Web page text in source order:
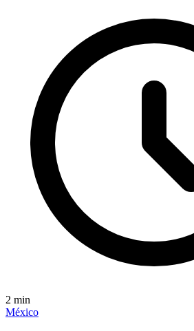
2 min
México